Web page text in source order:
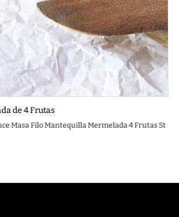
de 4 Frutas
Masa Filo Mantequilla Mermelada 4 Frutas St